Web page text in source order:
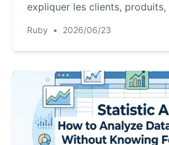
expliquer les clients, produits,
Voici comment le reporting IA
lacune.
Ruby • 2026/06/23